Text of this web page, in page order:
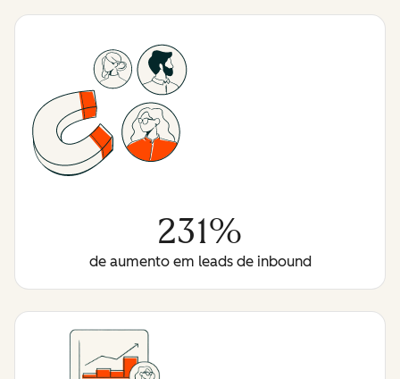
231%
de aumento em leads de inbound